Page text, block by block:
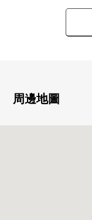
○成熟穩重的采
○交通量的少的幅
■LIFE信息
○ 宮城第一信貸
周邊地圖